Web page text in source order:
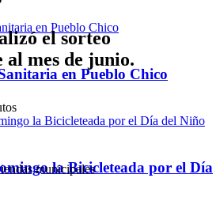
en Pueblo Chico
la Bicicleteada por el Día
el sorteo
al mes de junio.